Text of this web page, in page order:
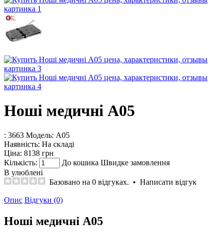
Ноші медичні A05
: 3663 Модель: А05
Наявність: На складі
Ціна: 8138 грн
Кількість:
До кошика Швидке замовлення
В улюблені
Базовано на 0 відгуках. • Написати відгук
Опис Відгуки (0)
Ноші медичні A05